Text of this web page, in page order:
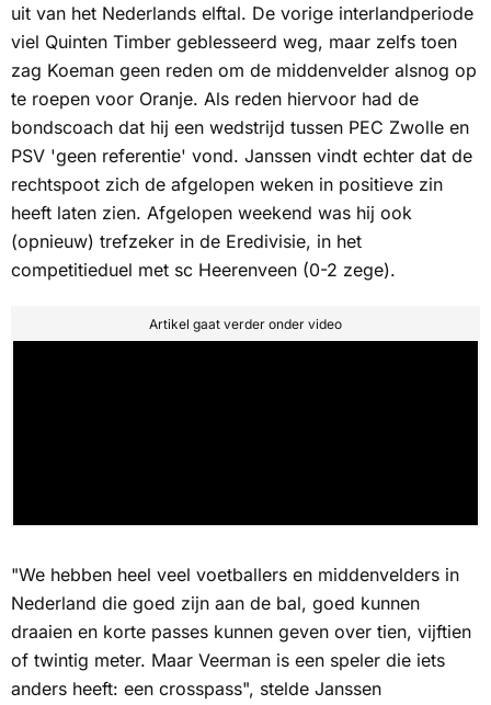
uit van het Nederlands elftal. De vorige interlandperiode
viel Quinten Timber geblesseerd weg, maar zelfs toen
zag Koeman geen reden om de middenvelder alsnog op
te roepen voor Oranje. Als reden hiervoor had de
bondscoach dat hij een wedstrijd tussen PEC Zwolle en
PSV 'geen referentie' vond. Janssen vindt echter dat de
rechtspoot zich de afgelopen weken in positieve zin
heeft laten zien. Afgelopen weekend was hij ook
(opnieuw) trefzeker in de Eredivisie, in het
competitieduel met sc Heerenveen (0-2 zege).
Artikel gaat verder onder video
"We hebben heel veel voetballers en middenvelders in
Nederland die goed zijn aan de bal, goed kunnen
draaien en korte passes kunnen geven over tien, vijftien
of twintig meter. Maar Veerman is een speler die iets
anders heeft: een crosspass", stelde Janssen